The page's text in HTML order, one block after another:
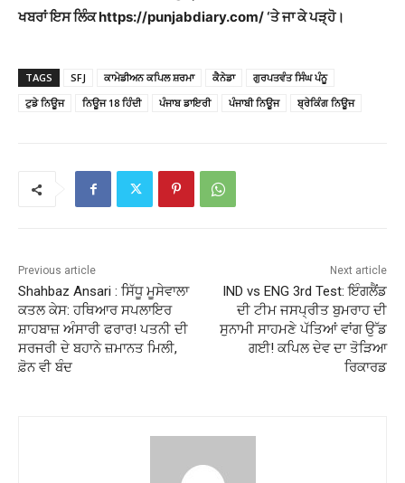
ਖਬਰਾਂ ਇਸ ਲਿੰਕ https://punjabdiary.com/ ‘ਤੇ ਜਾ ਕੇ ਪੜ੍ਹੋ।
TAGS SFJ ਕਾਮੇਡੀਅਨ ਕਪਿਲ ਸ਼ਰਮਾ ਕੈਨੇਡਾ
ਗੁਰਪਤਵੰਤ ਸਿੰਘ ਪੰਨੂ
ਟੁਡੇ ਨਿਊਜ
ਨਿਊਜ 18 ਹਿੰਦੀ ਪੰਜਾਬ ਡਾਇਰੀ ਪੰਜਾਬੀ ਨਿਊਜ ਬ੍ਰੇਕਿੰਗ ਨਿਊਜ
Previous article
Shahbaz Ansari : ਸਿੱਧੂ ਮੂਸੇਵਾਲਾ
ਕਤਲ ਕੇਸ: ਹਥਿਆਰ ਸਪਲਾਇਰ
ਸ਼ਾਹਬਾਜ਼ ਅੰਸਾਰੀ ਫਰਾਰ! ਪਤਨੀ ਦੀ
ਸਰਜਰੀ ਦੇ ਬਹਾਨੇ ਜ਼ਮਾਨਤ ਮਿਲੀ,
ਫ਼ੋਨ ਵੀ ਬੰਦ
Next article
IND vs ENG 3rd Test: ਇੰਗਲੈਂਡ
ਦੀ ਟੀਮ ਜਸਪ੍ਰੀਤ ਬੁਮਰਾਹ ਦੀ
ਸੁਨਾਮੀ ਸਾਹਮਣੇ ਪੱਤਿਆਂ ਵਾਂਗ ਉੱਡ
ਗਈ! ਕਪਿਲ ਦੇਵ ਦਾ ਤੋੜਿਆ
ਰਿਕਾਰਡ